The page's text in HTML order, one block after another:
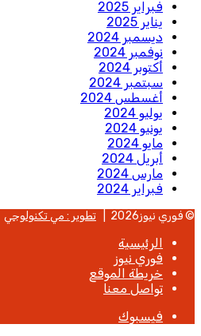
فبراير 2025
يناير 2025
ديسمبر 2024
نوفمبر 2024
أكتوبر 2024
سبتمبر 2024
أغسطس 2024
يوليو 2024
يونيو 2024
مايو 2024
أبريل 2024
مارس 2024
فبراير 2024
© فوري نيوز2026 | تطوير : مي تكنولوجي
الرئيسية
فوري نيوز
خريطة الموقع
تواصل معنا
فيسبوك